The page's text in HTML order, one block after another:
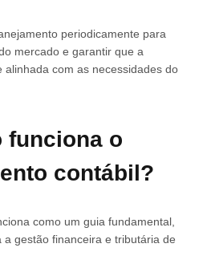
periodicamente para
mercado e garantir que a
alinhada com as necessidades do
funciona o
contábil?
como um guia fundamental,
gestão financeira e tributária de